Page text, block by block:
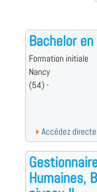
Bachelor
Formation initiale
Nancy
(54) -
Accédez
Humaines,